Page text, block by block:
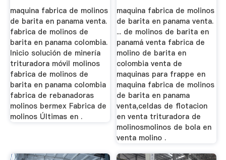
maquina fabrica de molinos
de barita en panama venta.
fabrica de molinos de
barita en panama colombia.
Inicio solución de minería
trituradora móvil molinos
fabrica de molinos de
barita en panama colombia
fabrica de rebanadoras
molinos bermex Fabrica de
molinos Últimas en .
maquina fabrica de molinos
de barita en panama venta.
... de molinos de barita en
panamá venta fabrica de
molino de barita en
colombia venta de
maquinas para frappe en
maquina fabrica de molinos
de barita en panama
venta,celdas de flotacion
en venta trituradora de
molinosmolinos de bola en
venta molino .